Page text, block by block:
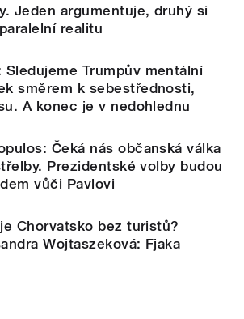
Jeden argumentuje, druhý si
realitu
Sledujeme Trumpův mentální
směrem k sebestřednosti,
A konec je v nedohlednu
Čeká nás občanská válka
Prezidentské volby budou
vůči Pavlovi
Chorvatsko bez turistů?
Wojtaszeková: Fjaka